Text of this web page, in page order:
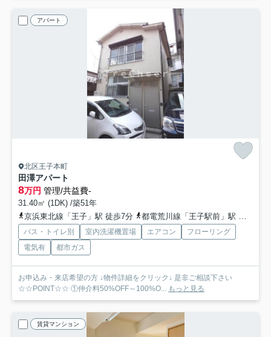
アパート
北区王子本町
田澤アパート
8万円 管理/共益費-
31.40㎡ (1DK) /築51年
京浜東北線「王子」駅 徒歩7分
都電荒川線「王子駅前」駅 徒歩10分
バス・トイレ別 室内洗濯機置場 エアコン
フローリング
電気有
都市ガス
お申込み・来店希望の方 ↓物件詳細をクリック↓ 是非ご相談下さい
☆☆POINT☆☆ ①仲介料50%OFF～100%O... もっと見る
賃貸マンション